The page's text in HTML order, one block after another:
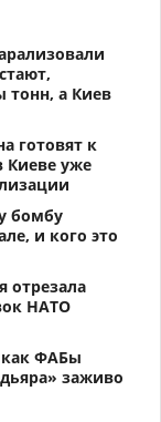
тонн, а Киев
готовят к
Киеве уже
бомбу
и кого это
отрезала
НАТО
как ФАБы
заживо